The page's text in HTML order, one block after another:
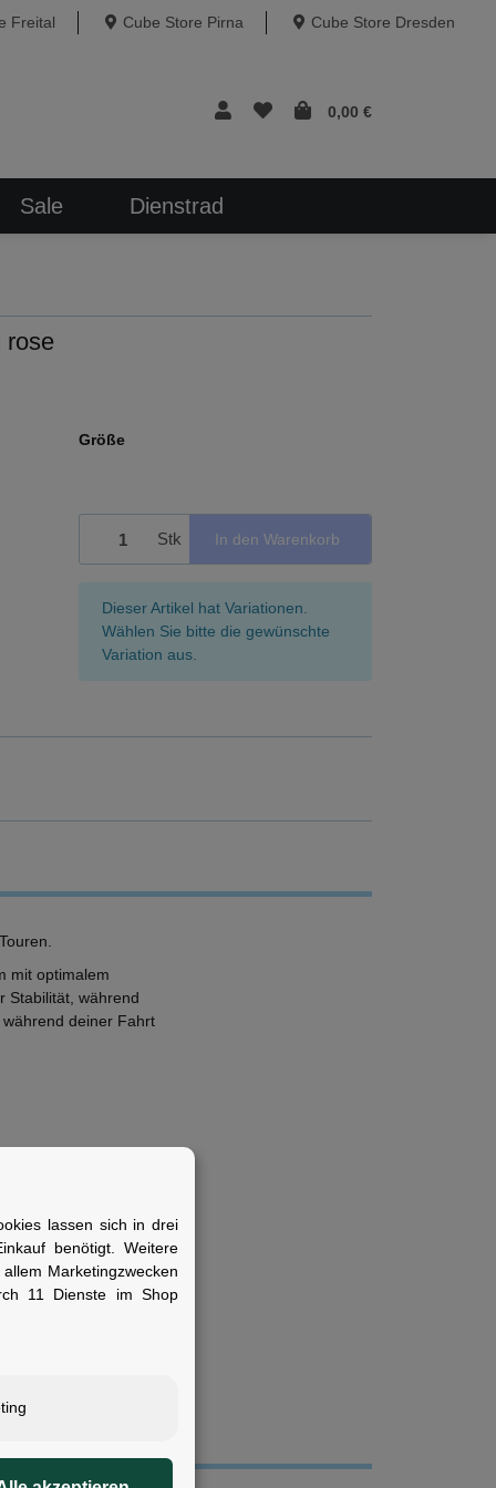
Freital Cube Store Pirna Cube Store Dresden
0,00 €
Sale Dienstrad
rose
Größe
Stk In den Warenkorb
x
Dieser Artikel hat Variationen.
Wählen Sie bitte die gewünschte
Variation aus.
mit optimalem
Stabilität, während
deiner Fahrt
Schutz und
lassen sich in drei
benötigt. Weitere
Marketingzwecken
11 Dienste im Shop